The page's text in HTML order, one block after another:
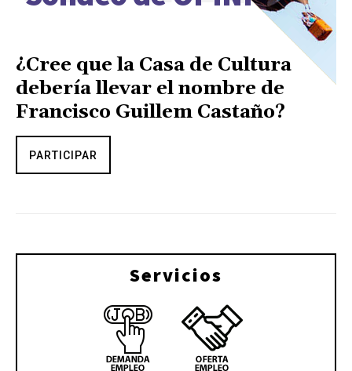
¿Cree que la Casa de Cultura
debería llevar el nombre de
Francisco Guillem Castaño?
PARTICIPAR
Servicios